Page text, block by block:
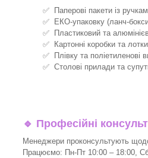
✅ Паперові пакети із
✅ ЕКО-упаковку (ланч-
✅ Пластиковий та
✅ Картонні коробки та лотки
✅ Плівку та поліетиленові
✅ Столові прилади та
🔹 Професійні
Менеджери проконсультують
Працюємо: Пн-Пт 10:00 – 18:00,